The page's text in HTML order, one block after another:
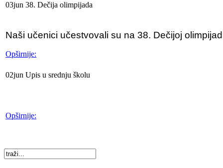
03jun 38. Dečija olimpijada
Naši učenici učestvovali su na 38. Dečijoj
Opširnije:
02jun Upis u srednju školu
Opširnije: